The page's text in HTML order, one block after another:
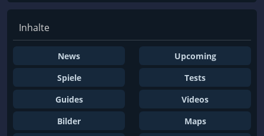
Inhalte
News
Upcoming
Spiele
Tests
Guides
Videos
Bilder
Maps